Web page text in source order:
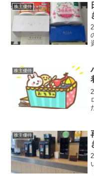
株主優待
株主優待
株主優待